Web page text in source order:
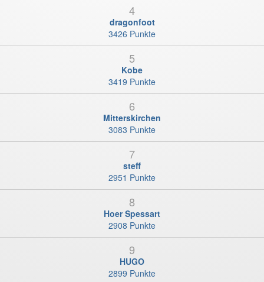
4
dragonfoot
3426 Punkte
5
Kobe
3419 Punkte
6
Mitterskirchen
3083 Punkte
7
steff
2951 Punkte
8
Hoer Spessart
2908 Punkte
9
HUGO
2899 Punkte